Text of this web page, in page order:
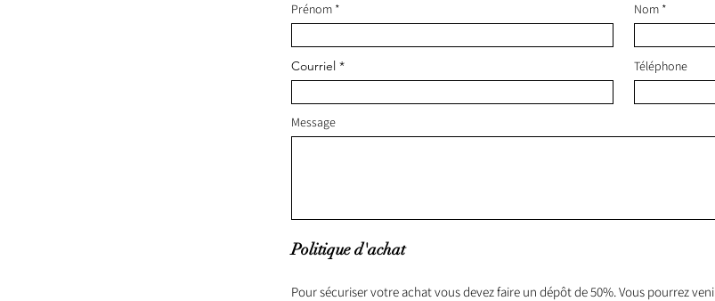
Prénom
Courriel
Nom
Téléphone
Message
Politique d'achat
Pour sécuriser votre achat vous devez faire un dépôt de 50%. Vous pourrez